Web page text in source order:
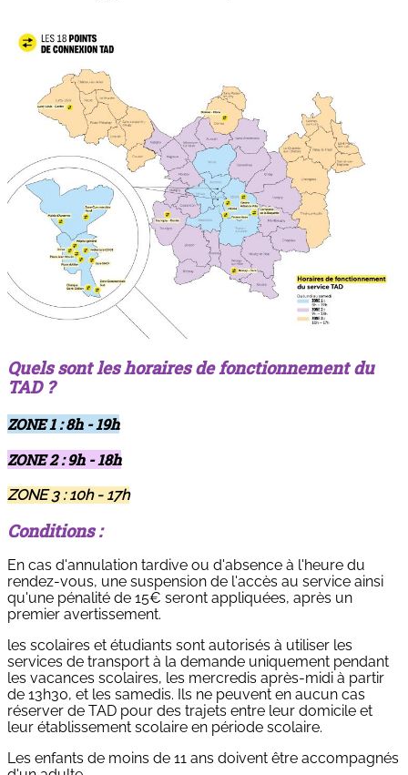
Quels sont les horaires de fonctionnement du
TAD ?
ZONE 1 : 8h - 19h
ZONE 2 : 9h - 18h
ZONE 3 : 10h - 17h
Conditions :
En cas d'annulation tardive ou d'absence à l'heure du
rendez-vous, une suspension de l'accès au service ainsi
qu'une pénalité de 15€ seront appliquées, après un
premier avertissement.
les scolaires et étudiants sont autorisés à utiliser les
services de transport à la demande uniquement pendant
les vacances scolaires, les mercredis après-midi à partir
de 13h30, et les samedis. Ils ne peuvent en aucun cas
réserver de TAD pour des trajets entre leur domicile et
leur établissement scolaire en période scolaire.
Les enfants de moins de 11 ans doivent être accompagnés